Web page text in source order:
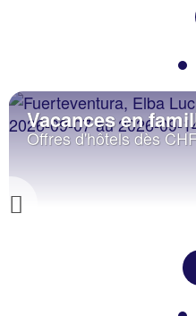
Previous
Vacances en
Offres d'hôtels dès